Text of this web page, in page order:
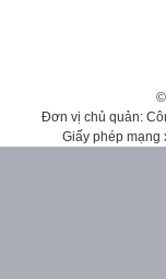
Đơn vị chủ quản:
Giấy phép mạng